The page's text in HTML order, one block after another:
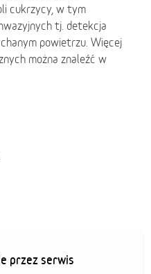
cukrzycy, w tym
tj. detekcja
powietrzu. Więcej
można znaleźć w
przez serwis